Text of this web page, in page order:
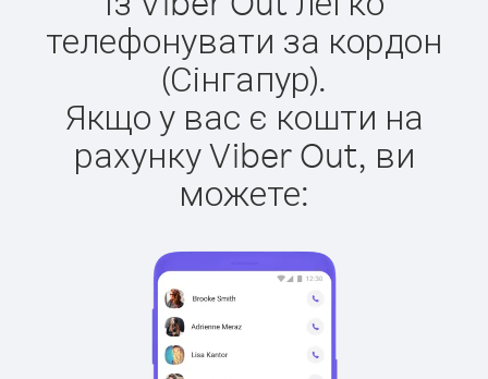
телефонувати за кордон
(Сінгапур).
Якщо у вас є кошти на
рахунку Viber Out, ви
можете: